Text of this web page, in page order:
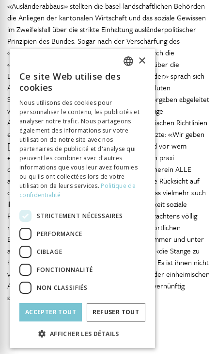
«Ausländerabbaus» stellten die basel-landschaftlichen Behörden
die Anliegen der kantonalen Wirtschaft und das soziale Gewissen
im Zweifelsfall über die strikte Einhaltung ausländerpolitischer
Prinzipien des Bundes. Sogar nach der Verschärfung des
«Schutzes der einheimischen Arbeitskräfte» durch die
«Verordnung des Bundesrates vom 9. Juli 1974 über die
Begrenzung der Zahl der erwerbstätigen Ausländer» sprach sich
Arbeitsamtsvorsteher Ballmer gegen einen absoluten
Schweizervorrang aus, wie er aus den Bundesvorgaben abgeleitet
werden konnte, und verteidigte eine eigenständige
Arbeitsmarktpolitik, welche die in den eidgenössischen Richtlinien
enthaltenen Ausnahmeklauseln möglichst ausnutzte: «Wir geben
[…] gerne zu, dass beim Abwägen, wer wann und vor wem
entlassen werden soll, von den Unternehmern in praxi
differenziert wird; dass nicht einfach zum vorneherein ALLE
ausländischen Aufenthalter unbesehen und ohne Rücksicht auf
die soziale Indikation ‹ausgeschaltet› werden; dass vielmehr auch
ihnen gegenüber im einzelnen Fall nach Möglichkeit soziale
Rücksichten genommen werden, was unseres Erachtens völlig
richtig und durchaus vertretbar ist. Die verantwortlichen
Behörden und Amtsstellen sind nicht gehalten, immer und unter
allen Umständen der einheimischen Arbeitskraft ‹die Stange zu
halten›, sondern eben in der Regel und in dubio! Es ist ihnen nicht
verboten, die BIGA-Richtlinien über den Schutz der einheimischen
Arbeitskräfte menschlich zu interpretieren und vernünftig
anzuwenden.»
INFORMATION
ITALIAN
×
Ce site Web utilise des
cookies
Nous utilisons des cookies pour
personnaliser le contenu, les publicités et
analyser notre trafic. Nous partageons
également des informations sur votre
utilisation de notre site avec nos
partenaires de publicité et d'analyse qui
peuvent les combiner avec d'autres
informations que vous leur avez fournies
ou qu'ils ont collectées lors de votre
utilisation de leurs services. Politique de
confidentialité
STRICTEMENT NÉCESSAIRES
PERFORMANCE
CIBLAGE
FONCTIONNALITÉ
NON CLASSIFIÉS
ACCEPTER TOUT REFUSER TOUT
AFFICHER LES DÉTAILS